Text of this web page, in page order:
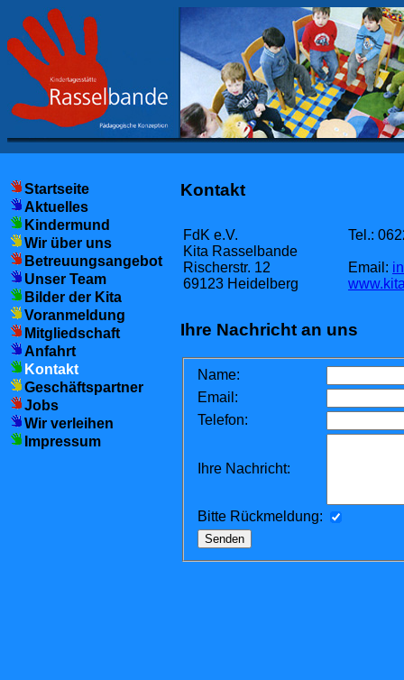
Startseite
Aktuelles
Kindermund
Wir über uns
Betreuungsangebot
Unser Team
Bilder der Kita
Voranmeldung
Mitgliedschaft
Anfahrt
Kontakt
Geschäftspartner
Jobs
Wir verleihen
Impressum
Kontakt
FdK e.V.
Kita Rasselbande
Rischerstr. 12
69123 Heidelberg
Tel.:
Email:
Ihre Nachricht an uns
Name:
Email:
Telefon:
Ihre Nachricht:
Bitte Rückmeldung: